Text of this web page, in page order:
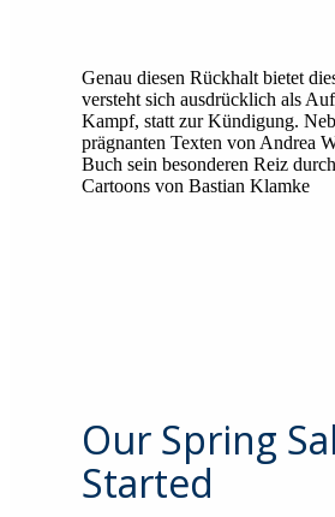
Genau diesen Rückhalt bietet
versteht sich ausdrücklich als
Kampf, statt zur Kündigung.
prägnanten Texten von Andrea
Buch sein besonderen Reiz
Cartoons von Bastian Klamke
Our Spring
Started